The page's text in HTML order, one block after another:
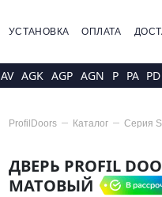
УСТАНОВКА ОПЛАТА
AV AGK AGP AGN P PA PD
ProfilDoors Каталог Серия
ДВЕРЬ PROFIL
МАТОВЫЙ